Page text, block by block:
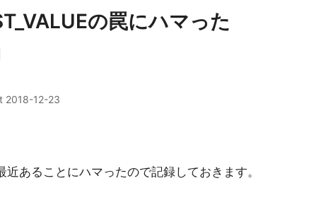
の罠にハマった
2018-12-23
あることにハマったので記録しておきます。